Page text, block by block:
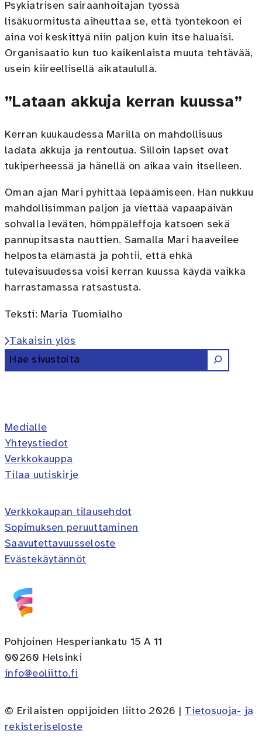
Psykiatrisen sairaanhoitajan työssä
lisäkuormitusta aiheuttaa se, että työntekoon ei
aina voi keskittyä niin paljon kuin itse haluaisi.
Organisaatio kun tuo kaikenlaista muuta tehtävää,
usein kiireellisellä aikataululla.
”Lataan akkuja kerran kuussa”
Kerran kuukaudessa Marilla on mahdollisuus
ladata akkuja ja rentoutua. Silloin lapset ovat
tukiperheessä ja hänellä on aikaa vain itselleen.
Oman ajan Mari pyhittää lepäämiseen. Hän nukkuu
mahdollisimman paljon ja viettää vapaapäivän
sohvalla leväten, hömppäleffoja katsoen sekä
pannupitsasta nauttien. Samalla Mari haaveilee
helposta elämästä ja pohtii, että ehkä
tulevaisuudessa voisi kerran kuussa käydä vaikka
harrastamassa ratsastusta.
Teksti: Maria Tuomialho
Takaisin ylös
Medialle
Yhteystiedot
Verkkokauppa
Tilaa uutiskirje
Verkkokaupan tilausehdot
Sopimuksen peruuttaminen
Saavutettavuusseloste
Evästekäytännöt
Etsi
Pohjoinen Hesperiankatu 15 A 11
00260 Helsinki
info@eoliitto.fi
© Erilaisten oppijoiden liitto 2026 | Tietosuoja- ja
rekisteriseloste